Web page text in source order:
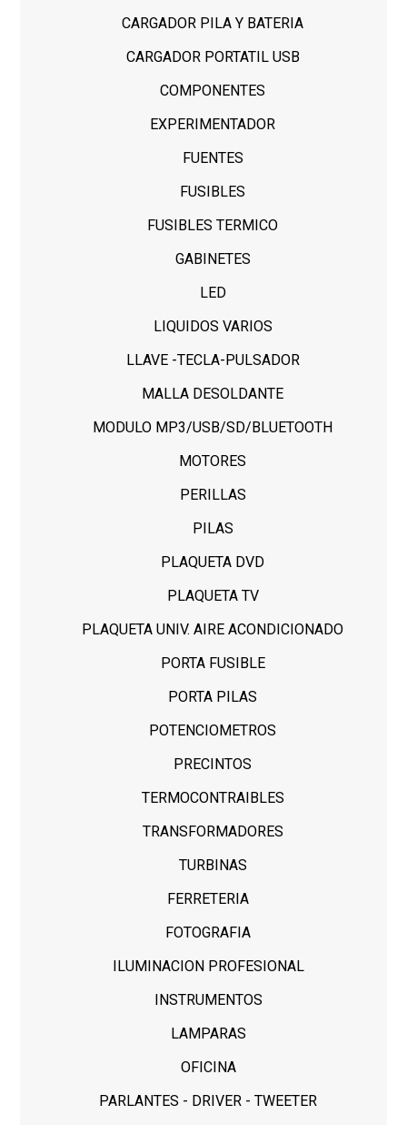
CARGADOR PILA Y BATERIA
CARGADOR PORTATIL USB
COMPONENTES
EXPERIMENTADOR
FUENTES
FUSIBLES
FUSIBLES TERMICO
GABINETES
LED
LIQUIDOS VARIOS
LLAVE -TECLA-PULSADOR
MALLA DESOLDANTE
MODULO MP3/USB/SD/BLUETOOTH
MOTORES
PERILLAS
PILAS
PLAQUETA DVD
PLAQUETA TV
PLAQUETA UNIV. AIRE ACONDICIONADO
PORTA FUSIBLE
PORTA PILAS
POTENCIOMETROS
PRECINTOS
TERMOCONTRAIBLES
TRANSFORMADORES
TURBINAS
FERRETERIA
FOTOGRAFIA
ILUMINACION PROFESIONAL
INSTRUMENTOS
LAMPARAS
OFICINA
PARLANTES - DRIVER - TWEETER